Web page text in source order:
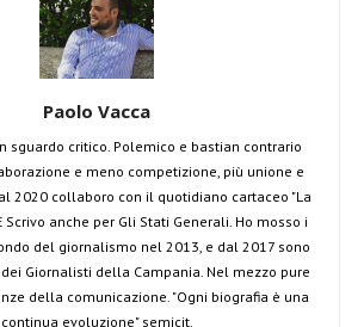
Paolo Vacca
sguardo critico. Polemico e bastian contrario
e meno competizione, più unione e
2020 collaboro con il quotidiano cartaceo "La
Scrivo anche per Gli Stati Generali. Ho mosso i
del giornalismo nel 2013, e dal 2017 sono
Giornalisti della Campania. Nel mezzo pure
della comunicazione. "Ogni biografia è una
continua evoluzione" semicit.